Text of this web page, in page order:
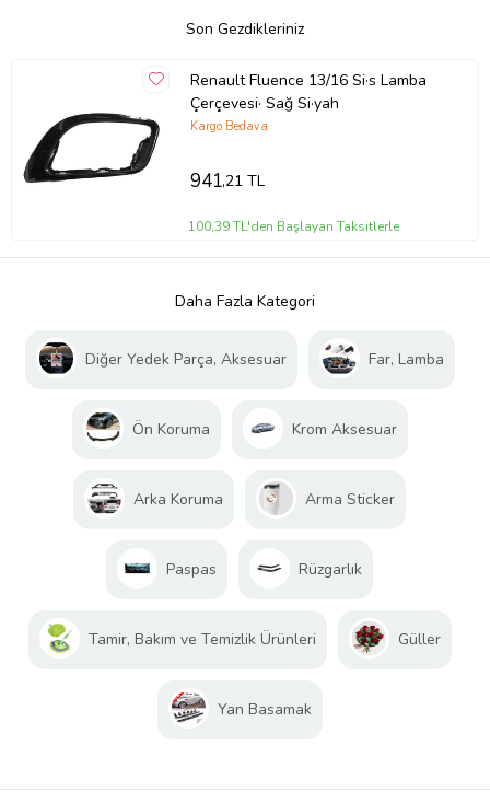
Son Gezdikleriniz
Renault Fluence 13/16 Si·s Lamba
Çerçevesi· Sağ Si·yah
Kargo Bedava
941,21 TL
100,39 TL'den Başlayan Taksitlerle
Daha Fazla Kategori
Diğer Yedek Parça, Aksesuar Far, Lamba
Ön Koruma Krom Aksesuar
Arka Koruma Arma Sticker
Paspas Rüzgarlık
Tamir, Bakım ve Temizlik Ürünleri Güller
Yan Basamak